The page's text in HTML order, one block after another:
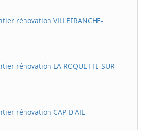
rénovation VILLEFRANCHE-
rénovation LA ROQUETTE-SUR-
rénovation CAP-D'AIL